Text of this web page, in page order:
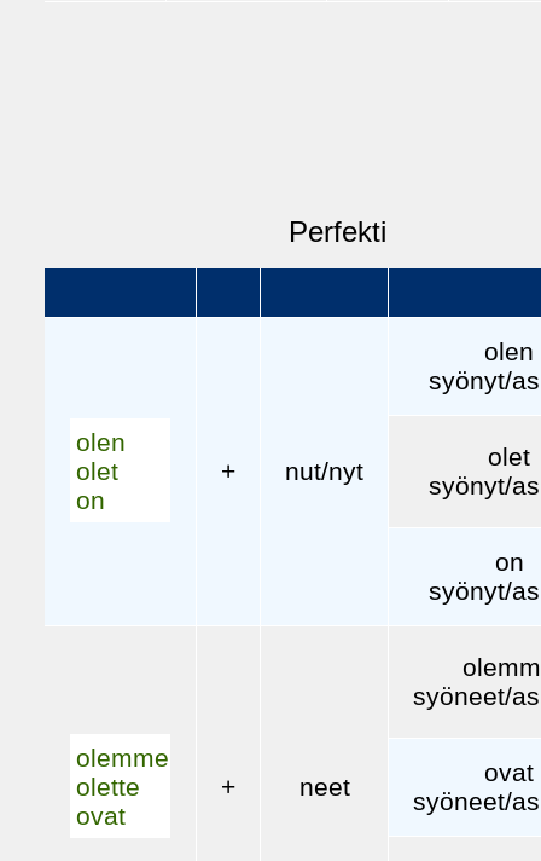
Perfekti
olen
olet
on
+ nut/nyt
olen
syönyt/
olet
syönyt/
on
syönyt/
olemme
olette
ovat
+ neet
syöneet/
ovat
syöneet/